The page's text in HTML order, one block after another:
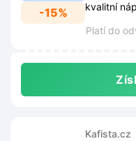
-15%
kvalitní
Platí do
Kafista.cz